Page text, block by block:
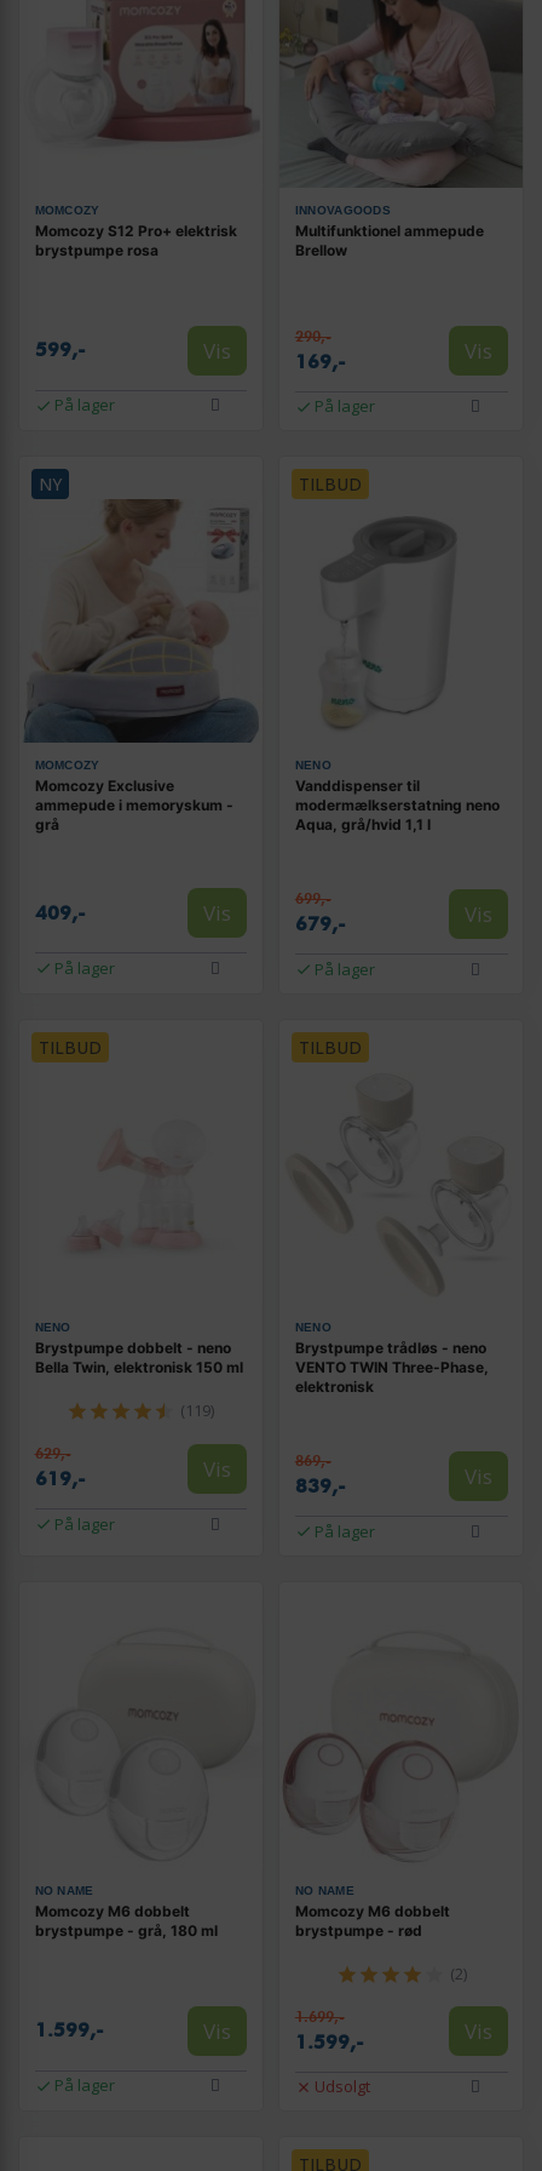
MOMCOZY
Momcozy S12 Pro+ elektrisk
brystpumpe rosa
599,- Vis
På lager
INNOVAGOODS
Multifunktionel ammepude
Brellow
290,-
169,- Vis
På lager
NY
MOMCOZY
Momcozy Exclusive
ammepude i memoryskum -
grå
409,- Vis
På lager
TILBUD
NENO
Vanddispenser til
modermælkserstatning neno
Aqua, grå/hvid 1,1 l
699,-
679,- Vis
På lager
TILBUD
NENO
Brystpumpe dobbelt - neno
Bella Twin, elektronisk 150 ml
(119)
629,-
619,- Vis
På lager
TILBUD
NENO
Brystpumpe trådløs - neno
VENTO TWIN Three-Phase,
elektronisk
869,-
839,- Vis
På lager
NO NAME
Momcozy M6 dobbelt
brystpumpe - grå, 180 ml
1.599,- Vis
På lager
NO NAME
Momcozy M6 dobbelt
brystpumpe - rød
(2)
1.699,-
1.599,- Vis
Udsolgt
TILBUD